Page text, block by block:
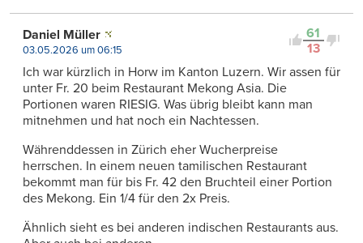
61
13
Daniel Müller
03.05.2026 um 06:15
Ich war kürzlich in Horw im Kanton Luzern. Wir assen für
unter Fr. 20 beim Restaurant Mekong Asia. Die
Portionen waren RIESIG. Was übrig bleibt kann man
mitnehmen und hat noch ein Nachtessen.
Währenddessen in Zürich eher Wucherpreise
herrschen. In einem neuen tamilischen Restaurant
bekommt man für bis Fr. 42 den Bruchteil einer Portion
des Mekong. Ein 1/4 für den 2x Preis.
Ähnlich sieht es bei anderen indischen Restaurants aus.